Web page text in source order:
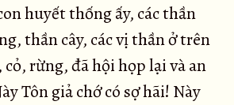
huyết thống ấy, các thần
thần cây, các vị thần ở trên
cỏ, rừng, đã hội họp lại và an
Tôn giả chớ có sợ hãi! Này